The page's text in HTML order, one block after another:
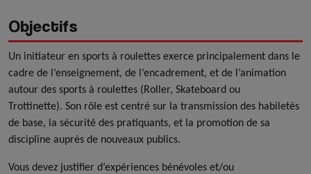
Objectifs
Un initiateur en sports à roulettes exerce principalement dans le
cadre de l’enseignement, de l’encadrement, et de l’animation
autour des sports à roulettes (Roller, Skateboard ou
Trottinette). Son rôle est centré sur la transmission des habiletés
de base, la sécurité des pratiquants, et la promotion de sa
discipline auprès de nouveaux publics.
Vous devez justifier d’expériences bénévoles et/ou